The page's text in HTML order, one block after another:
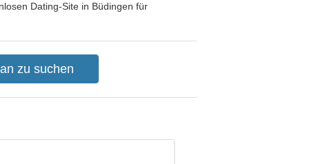
Dating-Site in Büdingen für